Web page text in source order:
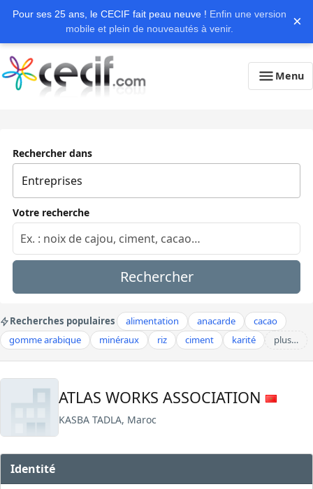
Pour ses 25 ans, le CECIF fait peau neuve ! Enfin une version
mobile et plein de nouveautés à venir.
×
Menu
Rechercher dans
Votre recherche
Rechercher
Recherches populaires alimentation anacarde
cacao
gomme arabique
minéraux riz ciment karité plus…
ATLAS WORKS ASSOCIATION
KASBA TADLA, Maroc
Identité